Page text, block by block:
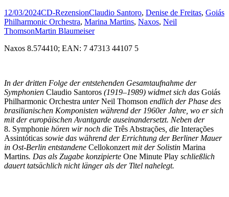
12/03/2024CD-RezensionClaudio Santoro, Denise de Freitas, Goiás
Philharmonic Orchestra, Marina Martins, Naxos, Neil
ThomsonMartin Blaumeiser
Naxos 8.574410; EAN: 7 47313 44107 5
In der dritten Folge der entstehenden Gesamtaufnahme der
Symphonien Claudio Santoros (1919–1989) widmet sich das Goiás
Philharmonic Orchestra unterNeil Thomson endlich der Phase des
brasilianischen Komponisten während der 1960er Jahre, wo er sich
mit der europäischen Avantgarde auseinandersetzt. Neben der
8. Symphonie hören wir noch die Três Abstrações , die Interações
Assintóticas sowie das während der Errichtung der Berliner Mauer
in Ost-Berlin entstandene Cellokonzert mit der Solistin Marina
Martins. Das als Zugabe konzipierte One Minute Play schließlich
dauert tatsächlich nicht länger als der Titel nahelegt.